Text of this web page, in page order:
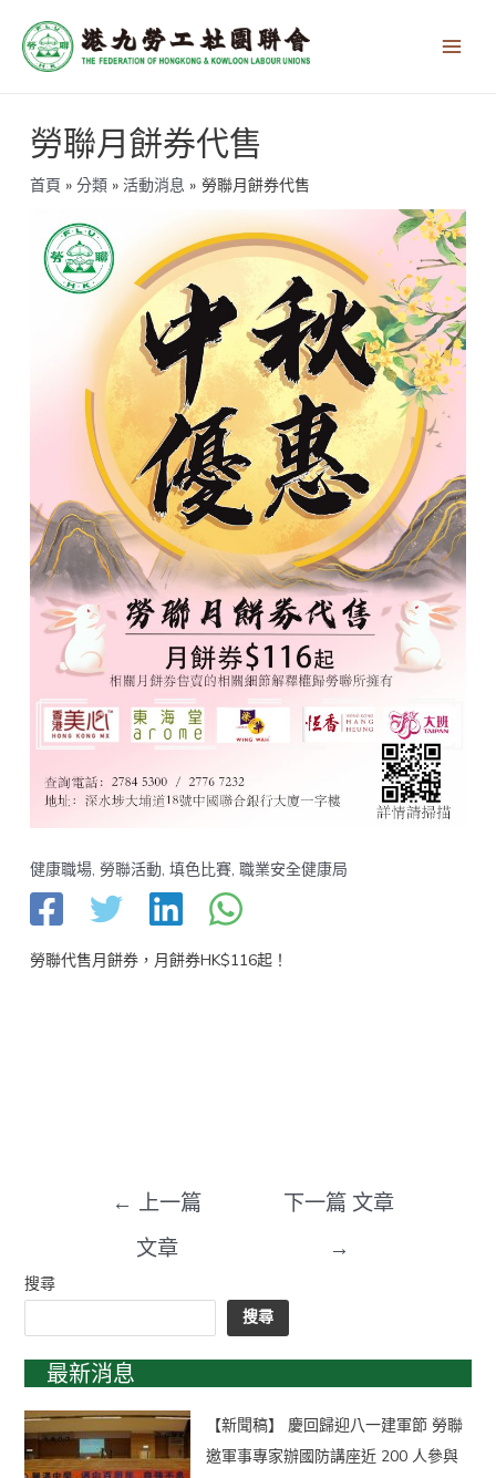
勞聯月餅券代售
首頁 分類 活動消息 勞聯月餅券代售
健康職場, 勞聯活動, 填色比賽, 職業安全健康局
勞聯代售月餅券，月餅券HK$116起！
章
導
覽
← 上一篇
文章
下一篇 文章
→
搜尋
搜尋
最新消息
【新聞稿】 慶回歸迎八一建軍節 勞聯
邀軍事專家辦國防講座近 200 人參與